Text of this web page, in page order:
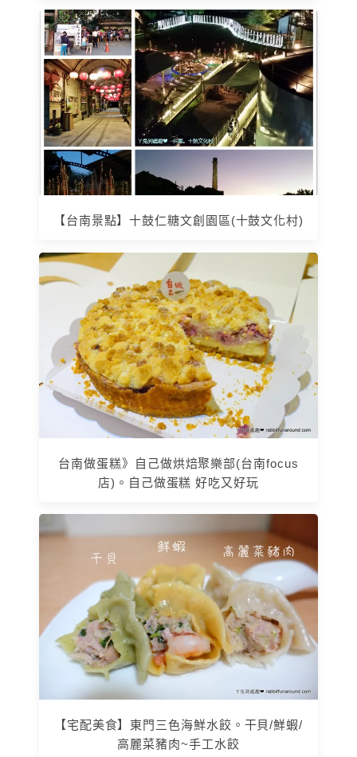
【台南景點】十鼓仁糖文創園區(十鼓文化村)
台南做蛋糕》自己做烘焙聚樂部(台南focus
店)。自己做蛋糕 好吃又好玩
【宅配美食】東門三色海鮮水餃。干貝/鮮蝦/
高麗菜豬肉~手工水餃